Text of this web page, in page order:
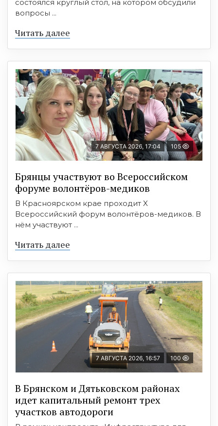
состоялся круглый стол, на котором обсудили
вопросы ...
Читать далее
7 АВГУСТА 2026, 17:04 105
Брянцы участвуют во Всероссийском
форуме волонтёров-медиков
В Красноярском крае проходит X
Всероссийский форум волонтёров-медиков. В
нём участвуют ...
Читать далее
7 АВГУСТА 2026, 16:57 100
В Брянском и Дятьковском районах
идет капитальный ремонт трех
участков автодороги